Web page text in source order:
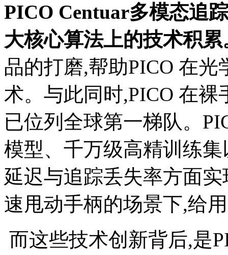
PICO Centuar多模态追
大核心算法上的技术积累
品的打磨,帮助PICO 在
术。与此同时,PICO 在
已位列全球第一梯队。
模型、千万级高精训练
延迟与追踪丢失率方面
速甩动手柄的场景下,给
而这些技术创新背后,是